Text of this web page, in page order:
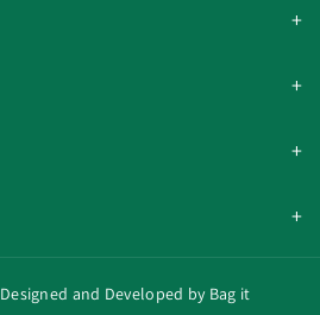
Designed and Developed by Bag it